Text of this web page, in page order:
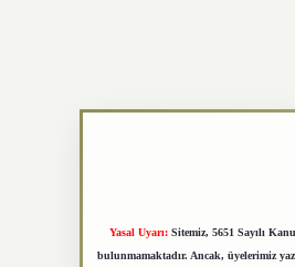
Yasal Uyarı: Sitemiz, 5651 Sayılı
bulunmamaktadır. Ancak, üyelerimiz